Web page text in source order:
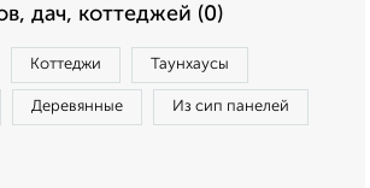
дач, коттеджей (0)
Коттеджи Таунхаусы
Деревянные Из сип панелей